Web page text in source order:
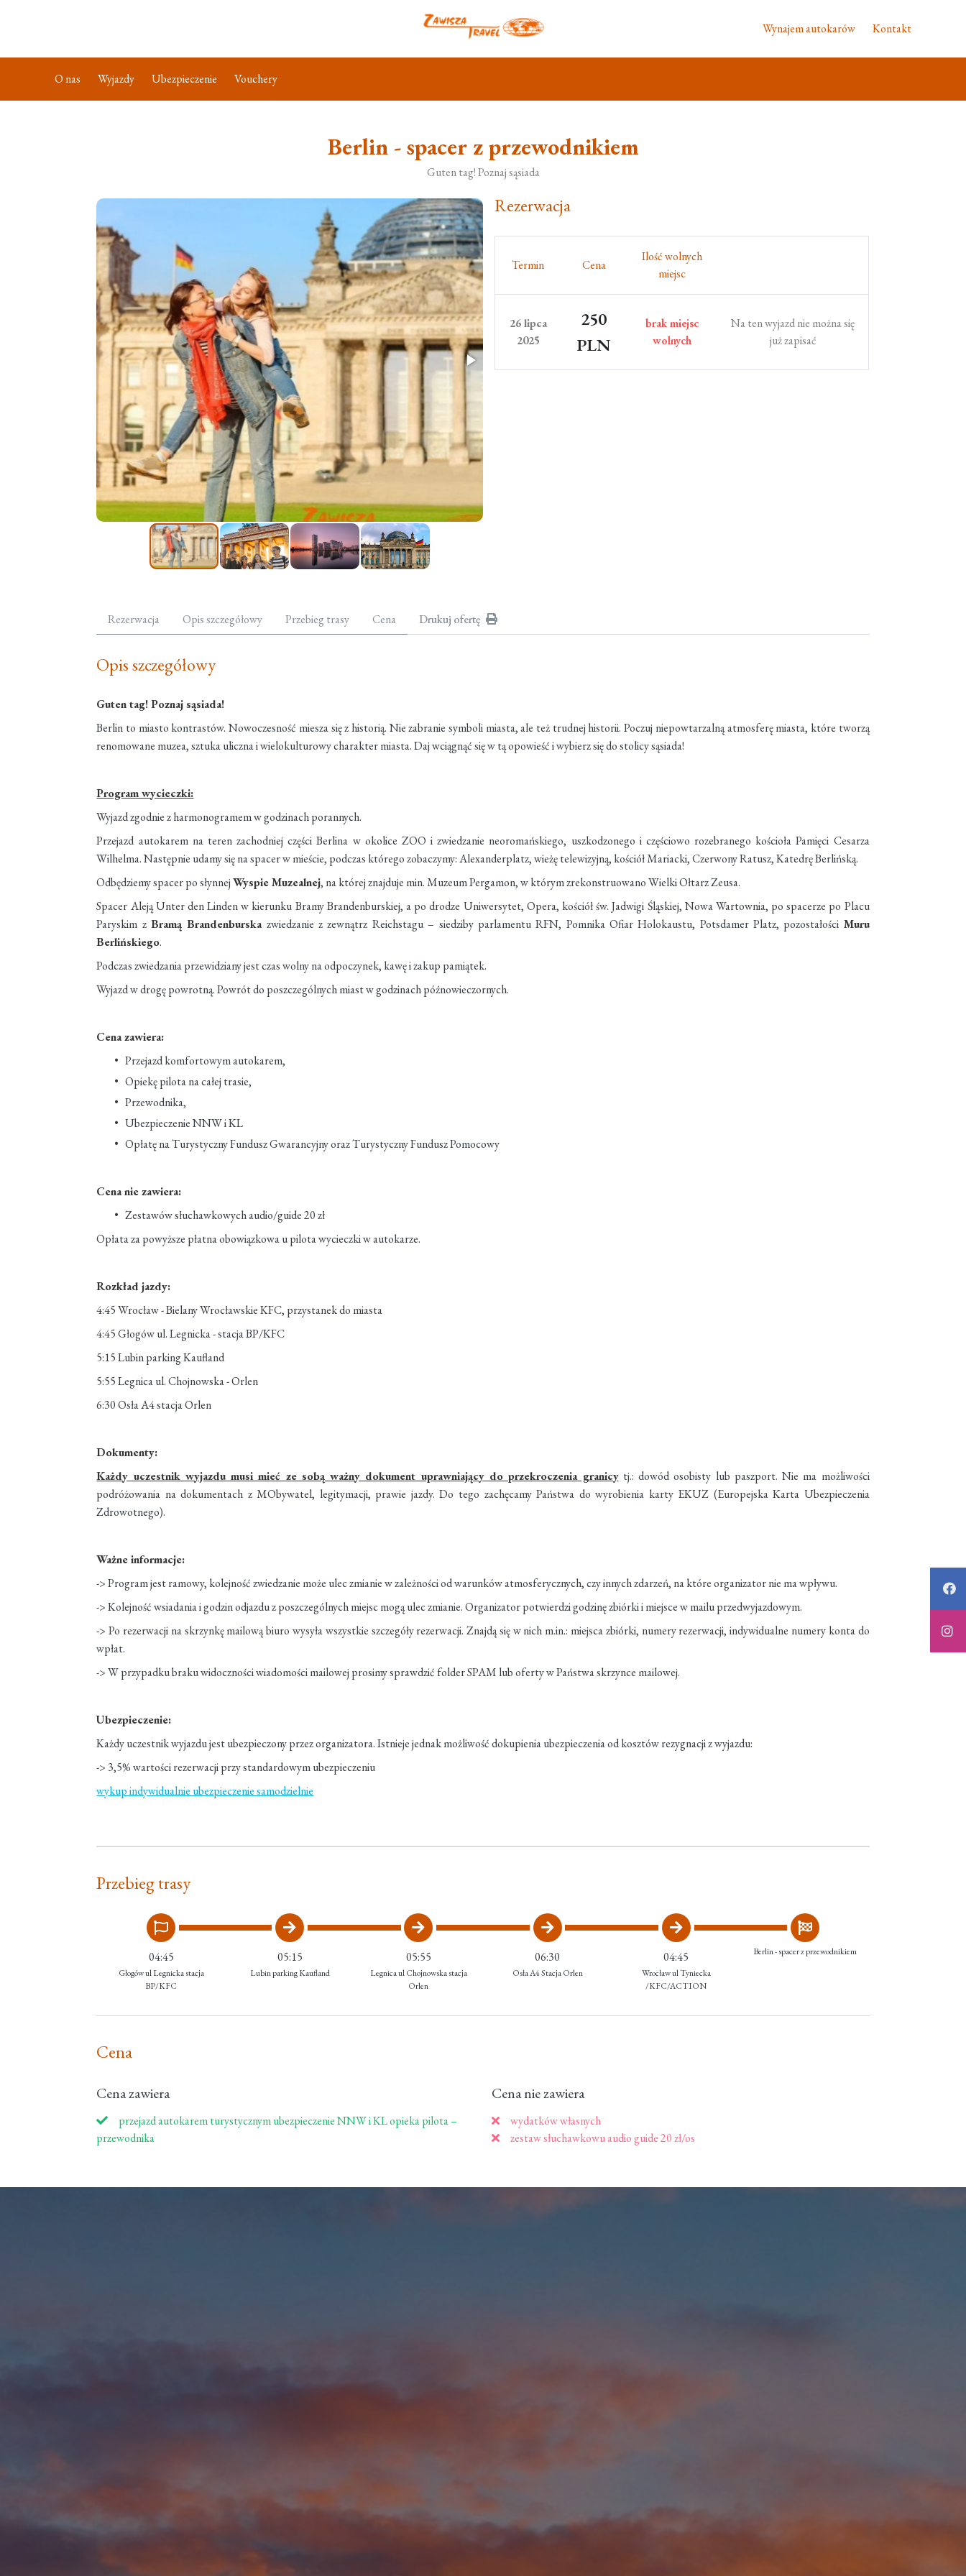
Wynajem autokarów Kontakt
O nas Wyjazdy Ubezpieczenie Vouchery
Berlin - spacer z przewodnikiem
Guten tag! Poznaj sąsiada
Rezerwacja
Termin Cena
Ilość wolnych
miejsc
26 lipca
2025
250
PLN
brak miejsc
wolnych
Na ten wyjazd nie można się
już zapisać
Rezerwacja Opis szczegółowy Przebieg trasy Cena Drukuj ofertę
Opis szczegółowy
Guten tag! Poznaj sąsiada!
Berlin to miasto kontrastów. Nowoczesność miesza się z historią. Nie zabranie symboli miasta, ale też trudnej historii. Poczuj niepowtarzalną atmosferę miasta, które tworzą
renomowane muzea, sztuka uliczna i wielokulturowy charakter miasta. Daj wciągnąć się w tą opowieść i wybierz się do stolicy sąsiada!
Program wycieczki:
Wyjazd zgodnie z harmonogramem w godzinach porannych.
Przejazd autokarem na teren zachodniej części Berlina w okolice ZOO i zwiedzanie neoromańskiego, uszkodzonego i częściowo rozebranego kościoła Pamięci Cesarza
Wilhelma. Następnie udamy się na spacer w mieście, podczas którego zobaczymy: Alexanderplatz, wieżę telewizyjną, kościół Mariacki, Czerwony Ratusz, Katedrę Berlińską.
Odbędziemy spacer po słynnejWyspie Muzealnej, na której znajduje min. Muzeum Pergamon, w którym zrekonstruowano Wielki Ołtarz Zeusa.
Spacer Aleją Unter den Linden w kierunku Bramy Brandenburskiej, a po drodze Uniwersytet, Opera, kościół św. Jadwigi Śląskiej, Nowa Wartownia, po spacerze po Placu
Paryskim zBramą Brandenburskazwiedzanie z zewnątrz Reichstagu – siedziby parlamentu RFN, Pomnika Ofiar Holokaustu, Potsdamer Platz, pozostałości Muru
Berlińskiego.
Podczas zwiedzania przewidziany jest czas wolny na odpoczynek, kawę i zakup pamiątek.
Wyjazd w drogę powrotną. Powrót do poszczególnych miast w godzinach późnowieczornych.
Cena zawiera:
Przejazd komfortowym autokarem,
Opiekę pilota na całej trasie,
Przewodnika,
Ubezpieczenie NNW i KL
Opłatę na Turystyczny Fundusz Gwarancyjny oraz Turystyczny Fundusz Pomocowy
Cena nie zawiera:
Zestawów słuchawkowych audio/guide 20 zł
Opłata za powyższe płatna obowiązkowa u pilota wycieczki w autokarze.
Rozkład jazdy:
4:45 Wrocław - Bielany Wrocławskie KFC, przystanek do miasta
4:45 Głogów ul. Legnicka - stacja BP/KFC
5:15 Lubin parking Kaufland
5:55 Legnica ul. Chojnowska - Orlen
6:30 Osła A4 stacja Orlen
Dokumenty:
Każdy uczestnik wyjazdu musi mieć ze sobą ważny dokument uprawniający do przekroczenia granicytj.: dowód osobisty lub paszport. Nie ma możliwości
podróżowania na dokumentach z MObywatel, legitymacji, prawie jazdy. Do tego zachęcamy Państwa do wyrobienia karty EKUZ (Europejska Karta Ubezpieczenia
Zdrowotnego).
Ważne informacje:
-> Program jest ramowy, kolejność zwiedzanie może ulec zmianie w zależności od warunków atmosferycznych, czy innych zdarzeń, na które organizator nie ma wpływu.
-> Kolejność wsiadania i godzin odjazdu z poszczególnych miejsc mogą ulec zmianie. Organizator potwierdzi godzinę zbiórki i miejsce w mailu przedwyjazdowym.
-> Po rezerwacji na skrzynkę mailową biuro wysyła wszystkie szczegóły rezerwacji. Znajdą się w nich m.in.: miejsca zbiórki, numery rezerwacji, indywidualne numery konta do
wpłat.
-> W przypadku braku widoczności wiadomości mailowej prosimy sprawdzić folder SPAM lub oferty w Państwa skrzynce mailowej.
Ubezpieczenie:
Każdy uczestnik wyjazdu jest ubezpieczony przez organizatora. Istnieje jednak możliwość dokupienia ubezpieczenia od kosztów rezygnacji z wyjazdu:
-> 3,5% wartości rezerwacji przy standardowym ubezpieczeniu
wykup indywidualnie ubezpieczenie samodzielnie
Przebieg trasy
04:45
Głogów ul Legnicka stacja
BP/KFC
05:15
Lubin parking Kaufland
05:55
Legnica ul Chojnowska stacja
Orlen
06:30
Osła A4 Stacja Orlen
04:45
Wrocław ul Tyniecka
/KFC/ACTION
Berlin - spacer z przewodnikiem
Cena
Cena zawiera
przejazd autokarem turystycznym ubezpieczenie NNW i KL opieka pilota –
przewodnika
Cena nie zawiera
wydatków własnych
zestaw słuchawkowu audio guide 20 zł/os